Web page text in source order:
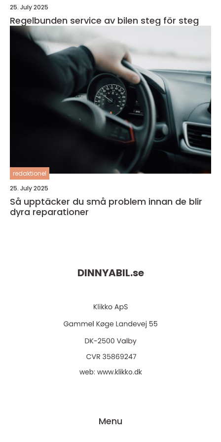
25. July 2025
Regelbunden service av bilen steg för steg
redaktionel
25. July 2025
Så upptäcker du små problem innan de blir
dyra reparationer
DINNYABIL.se
web: www.klikko.dk
Menu